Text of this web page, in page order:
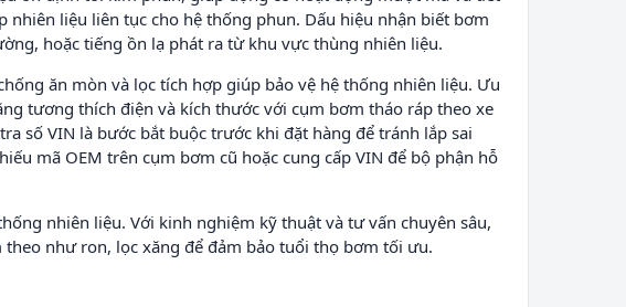
liệu liên tục cho hệ thống phun. Dấu hiệu nhận biết bơm
hoặc tiếng ồn lạ phát ra từ khu vực thùng nhiên liệu.
ăn mòn và lọc tích hợp giúp bảo vệ hệ thống nhiên liệu. Ưu
tương thích điện và kích thước với cụm bơm tháo ráp theo xe
số VIN là bước bắt buộc trước khi đặt hàng để tránh lắp sai
mã OEM trên cụm bơm cũ hoặc cung cấp VIN để bộ phận hỗ
nhiên liệu. Với kinh nghiệm kỹ thuật và tư vấn chuyên sâu,
như ron, lọc xăng để đảm bảo tuổi thọ bơm tối ưu.